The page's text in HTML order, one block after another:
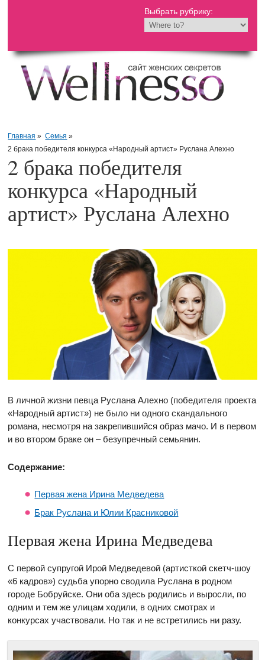
Выбрать рубрику:
Главная » Семья »
2 брака победителя конкурса «Народный артист» Руслана Алехно
2 брака победителя
конкурса «Народный
артист» Руслана Алехно
В личной жизни певца Руслана Алехно (победителя проекта
«Народный артист») не было ни одного скандального
романа, несмотря на закрепившийся образ мачо. И в первом
и во втором браке он – безупречный семьянин.
Содержание:
Первая жена Ирина Медведева
Брак Руслана и Юлии Красниковой
Первая жена Ирина Медведева
С первой супругой Ирой Медведевой (артисткой скетч-шоу
«6 кадров») судьба упорно сводила Руслана в родном
городе Бобруйске. Они оба здесь родились и выросли, по
одним и тем же улицам ходили, в одних смотрах и
конкурсах участвовали. Но так и не встретились ни разу.